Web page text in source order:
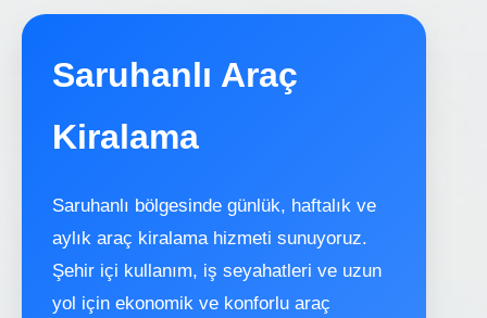
Saruhanlı Araç
Kiralama
Saruhanlı bölgesinde günlük, haftalık ve
aylık araç kiralama hizmeti sunuyoruz.
Şehir içi kullanım, iş seyahatleri ve uzun
yol için ekonomik ve konforlu araç